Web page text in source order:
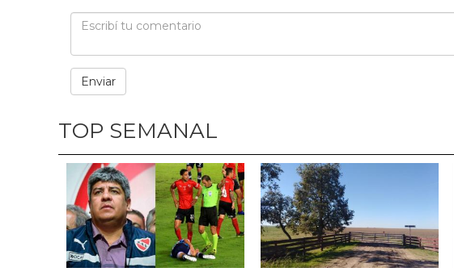
TOP SEMANAL